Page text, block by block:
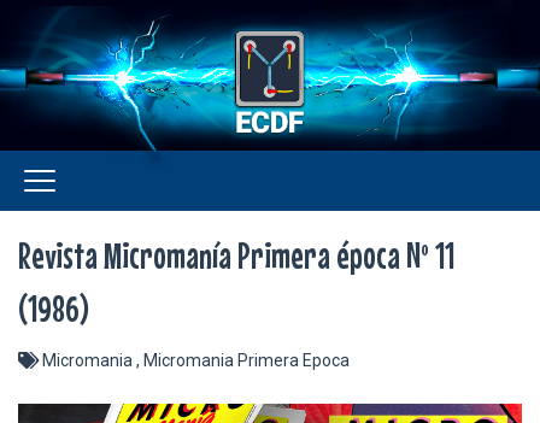
Revista Micromanía Primera época Nº 11
(1986)
Micromania , Micromania Primera Epoca